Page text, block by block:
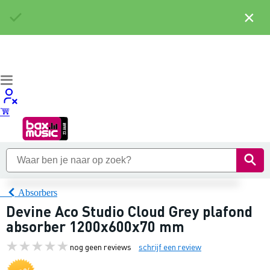
Absorbers
Devine Aco Studio Cloud Grey plafond
absorber 1200x600x70 mm
nog geen reviews schrijf een review
×